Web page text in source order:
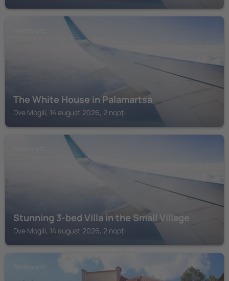
The White House in Palamartsa
Dve Mogili, 14 august 2026, 2 nopți
Stunning 3-bed Villa in the Small Village
Dve Mogili, 14 august 2026, 2 nopți
TĂRGOVIȘTE